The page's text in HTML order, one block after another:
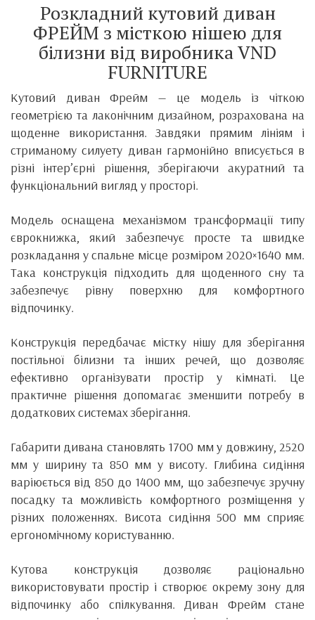
Розкладний кутовий диван
ФРЕЙМ з місткою нішею для
білизни від виробникаVND
FURNITURE
Кутовий диван Фрейм — це модель із чіткою
геометрією та лаконічним дизайном, розрахована на
щоденне використання. Завдяки прямим лініям і
стриманому силуету диван гармонійно вписується в
різні інтер’єрні рішення, зберігаючи акуратний та
функціональний вигляд у просторі.
Модель оснащена механізмом трансформації типу
єврокнижка, який забезпечує просте та швидке
розкладання у спальне місце розміром 2020×1640 мм.
Така конструкція підходить для щоденного сну та
забезпечує рівну поверхню для комфортного
відпочинку.
Конструкція передбачає містку нішу для зберігання
постільної білизни та інших речей, що дозволяє
ефективно організувати простір у кімнаті. Це
практичне рішення допомагає зменшити потребу в
додаткових системах зберігання.
Габарити дивана становлять 1700 мм у довжину, 2520
мм у ширину та 850 мм у висоту. Глибина сидіння
варіюється від 850 до 1400 мм, що забезпечує зручну
посадку та можливість комфортного розміщення у
різних положеннях. Висота сидіння 500 мм сприяє
ергономічному користуванню.
Кутова конструкція дозволяє раціонально
використовувати простір і створює окрему зону для
відпочинку або спілкування. Диван Фрейм стане